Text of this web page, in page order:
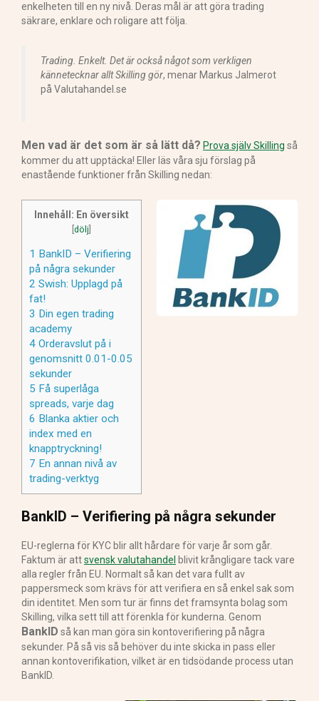
enkelheten till en ny nivå. Deras mål är att göra trading
säkrare, enklare och roligare att följa.
Trading. Enkelt. Det är också något som verkligen
kännetecknar allt Skilling gör, menar Markus Jalmerot
på Valutahandel.se
Men vad är det som är så lätt då? Prova själv Skilling så
kommer du att upptäcka! Eller läs våra sju förslag på
enastående funktioner från Skilling nedan:
Innehåll: En översikt
dölj
1 BankID – Verifiering
på några sekunder
2 Swish: Upplagd på
fat!
3 Din egen trading
academy
4 Orderavslut på i
genomsnitt 0.01-0.05
sekunder
5 Få superlåga
spreads, varje dag
6 Blanka aktier och
index med en
knapptryckning!
7 En annan nivå av
trading-verktyg
BankID – Verifiering på några sekunder
EU-reglerna för KYC blir allt hårdare för varje år som går.
Faktum är attsvensk valutahandel blivit krångligare tack vare
alla regler från EU. Normalt så kan det vara fullt av
pappersmeck som krävs för att verifiera en så enkel sak som
din identitet. Men som tur är finns det framsynta bolag som
Skilling, vilka sett till att förenkla för kunderna. Genom
BankID så kan man göra sin kontoverifiering på några
sekunder. På så vis så behöver du inte skicka in pass eller
annan kontoverifikation, vilket är en tidsödande process utan
BankID.